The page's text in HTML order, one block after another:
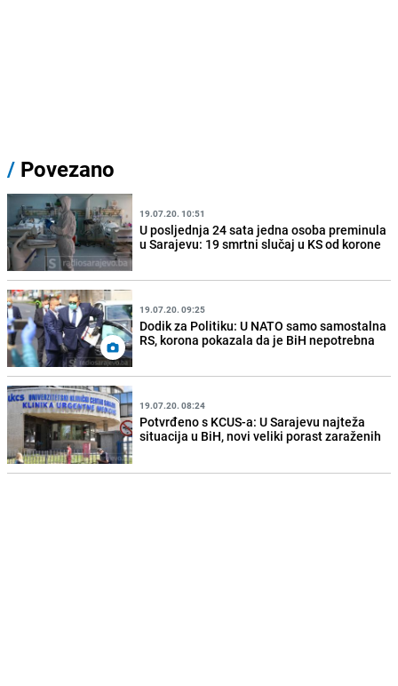
/ Povezano
19.07.20. 10:51
U posljednja 24 sata jedna osoba preminula
u Sarajevu: 19 smrtni slučaj u KS od korone
19.07.20. 09:25
Dodik za Politiku: U NATO samo samostalna
RS, korona pokazala da je BiH nepotrebna
19.07.20. 08:24
Potvrđeno s KCUS-a: U Sarajevu najteža
situacija u BiH, novi veliki porast zaraženih